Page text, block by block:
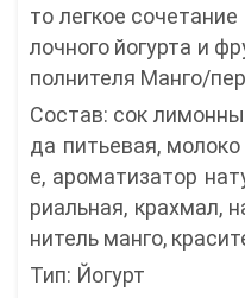
то легкое
лочного йогурта и
полнителя Манго/
Состав: сок
да питьевая,
е, ароматизатор
риальная, крахмал,
нитель манго,
Тип: Йогурт